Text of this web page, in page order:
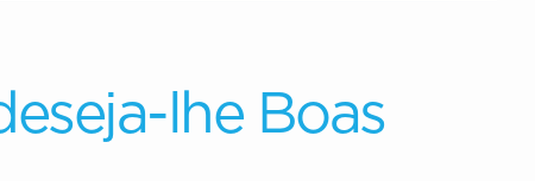
lhe Boas